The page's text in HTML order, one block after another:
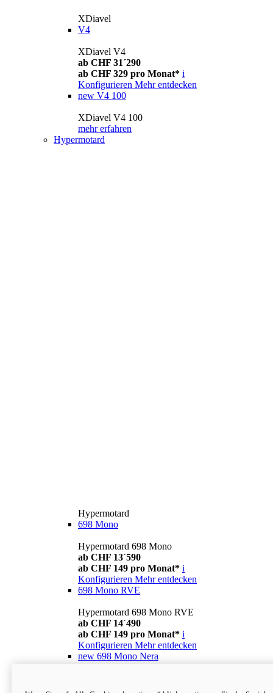
XDiavel
V4
XDiavel V4
ab CHF 31´290
ab CHF 329 pro Monat* i
Konfigurieren Mehr entdecken
new V4 100
XDiavel V4 100
mehr erfahren
Hypermotard
Hypermotard
698 Mono
Hypermotard 698 Mono
ab CHF 13´590
ab CHF 149 pro Monat* i
Konfigurieren Mehr entdecken
698 Mono RVE
Hypermotard 698 Mono RVE
ab CHF 14´490
ab CHF 149 pro Monat* i
Konfigurieren Mehr entdecken
new 698 Mono Nera
ab CHF 13´990